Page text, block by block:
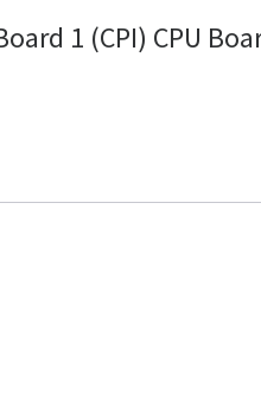
1 (CPI) CPU